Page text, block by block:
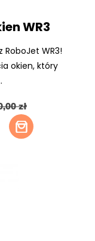
WR3
WR3!
okien, który
zł